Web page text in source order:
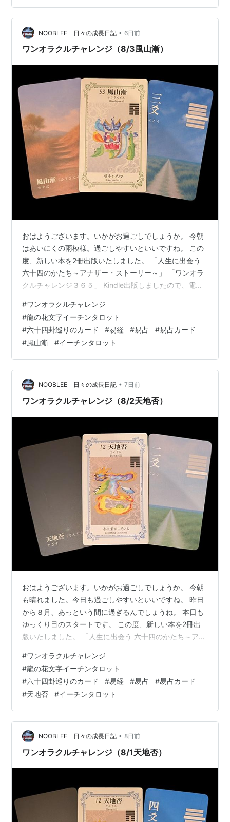
い方で、 毎日の運勢を占っているので「ワンオラク…
NOOBLEE 日々の成長日記 • 6日前
ワンオラクルチャレンジ（8/3風山漸）
おはようございます。いかがお過ごしでしょうか。 今朝
はあいにくの雨模様。過ごしやすいといいですね。 この
度、新しい本を2冊出版いたしました。 「人生に出会う
六十四のかたち～アナザー・ストーリー～」 「ワンオラ
クルチャレンジ３６５」 Kindle出版しましたので、電子
ください。 elmproject.hateblo.jp そんな一日ですが、今
日もワンオラクルチャレンジ、しました。 ワンオラクル
チャレンジも2周年になりました。 ★ワンオラクルチャ
レンジとは？★ 「ワンオラクル」というタロットカード
の占い方で、 毎日の運勢を占っているので「ワンオ…
#ワンオラクルチャレンジ
#龍の花文字イーチンタロット
#六十四卦巡りのカード #易経 #易占 #易占カード
#風山漸 #イーチンタロット
NOOBLEE 日々の成長日記 • 7日前
ワンオラクルチャレンジ（8/2天地否）
おはようございます。いかがお過ごしでしょうか。 今朝
も晴れました。今日も過ごしやすいといいですね。 昨日
から８月、あっという間に過ぎるんでしょうね。 本日も
ゆっくり目のスタートです。 この度、新しい本を2冊出
版いたしました。 「人生に出会う 六十四のかたち～アナ
５」 Kindle出版しましたので、電子書籍でもご覧頂けま
す。 詳しくはこちらのリンクをご覧ください。
elmproject.hateblo.jp そんな一日ですが、今日もワンオ
ラクルチャレンジ、しました。 ワンオラクルチャレンジ
も2周年になりました。 ★ワンオラクルチャレンジと
は？★ …
#ワンオラクルチャレンジ
#龍の花文字イーチンタロット
#六十四卦巡りのカード #易経 #易占 #易占カード
#天地否 #イーチンタロット
NOOBLEE 日々の成長日記 • 8日前
ワンオラクルチャレンジ（8/1天地否）